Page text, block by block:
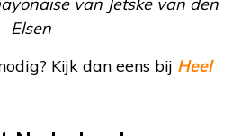
van Jetske van den
Elsen
Kijk dan eens bij Heel